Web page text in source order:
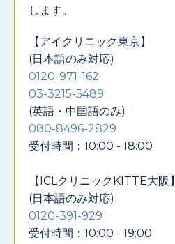
します。
【アイクリニック東京】
(日本語のみ対応)
0120-971-162
03-3215-5489
(英語・中国語のみ)
080-8496-2829
受付時間：10:00 - 18:00
【ICLクリニックKITTE大阪】
(日本語のみ対応)
0120-391-929
受付時間：10:00 - 19:00